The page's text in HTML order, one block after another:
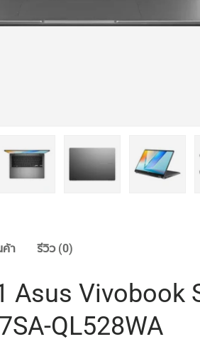
ค้า รีวิว (0)
Asus Vivobook
QL528WA